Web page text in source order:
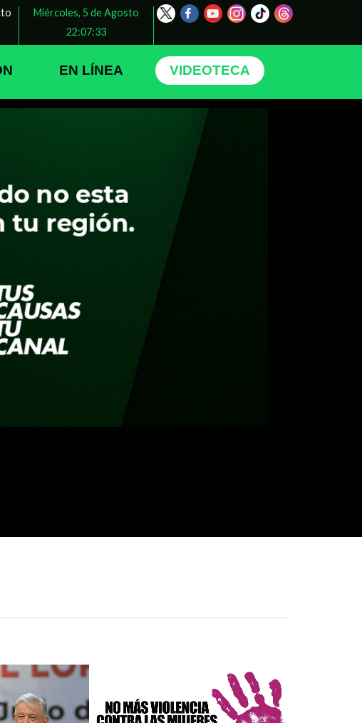
Miércoles, 5 de Agosto
22:07:35
EN LÍNEA VIDEOTECA